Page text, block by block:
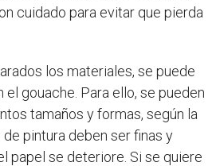
cuidado para evitar que pierda
los materiales, se puede
gouache. Para ello, se pueden
tamaños y formas, según la
de pintura deben ser finas y
papel se deteriore. Si se quiere